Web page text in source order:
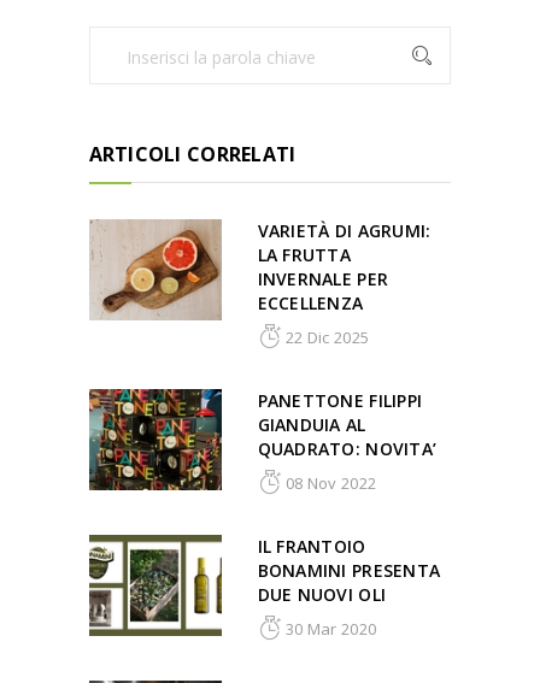
ARTICOLI CORRELATI
VARIETÀ DI AGRUMI:
LA FRUTTA
INVERNALE PER
ECCELLENZA
22 Dic 2025
PANETTONE FILIPPI
GIANDUIA AL
QUADRATO: NOVITA’
08 Nov 2022
IL FRANTOIO
BONAMINI PRESENTA
DUE NUOVI OLI
30 Mar 2020